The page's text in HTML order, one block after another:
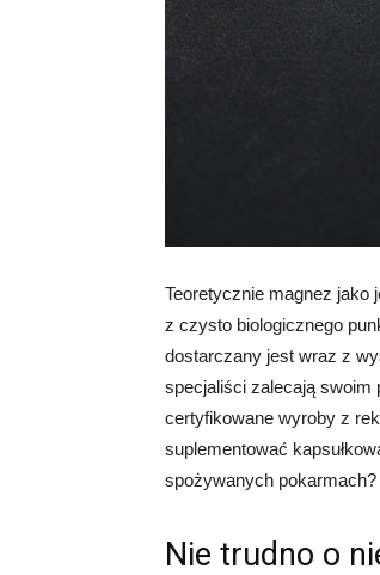
Teoretycznie magnez jako
z czysto biologicznego
dostarczany jest wraz z
specjaliści zalecają swoim
certyfikowane wyroby z
suplementować
spożywanych pokarmach?
Nie trudno o